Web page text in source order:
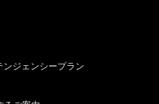
ジェンシープラン